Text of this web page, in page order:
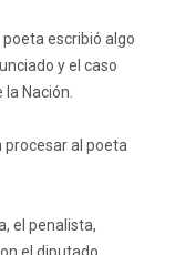
escribió algo
y el caso
Nación.
procesar al poeta
el penalista,
el diputado